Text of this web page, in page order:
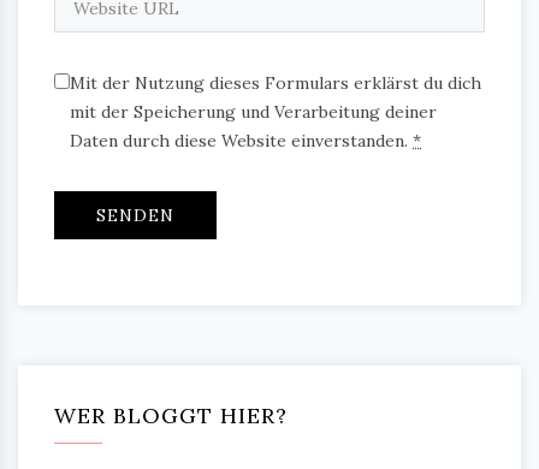
Mit der Nutzung dieses Formulars erklärst du dich
mit der Speicherung und Verarbeitung deiner
Daten durch diese Website einverstanden. *
WER BLOGGT HIER?